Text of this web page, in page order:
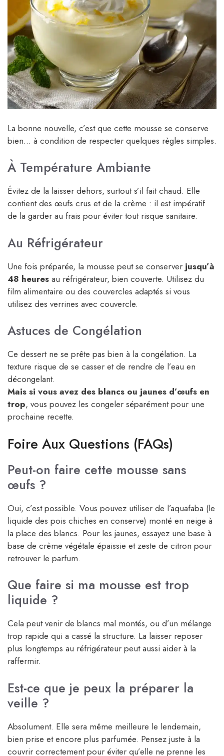
La bonne nouvelle, c’est que cette mousse se conserve
bien… à condition de respecter quelques règles simples.
À Température Ambiante
Évitez de la laisser dehors, surtout s’il fait chaud. Elle
contient des œufs crus et de la crème : il est impératif
de la garder au frais pour éviter tout risque sanitaire.
Au Réfrigérateur
Une fois préparée, la mousse peut se conserver jusqu’à
48 heures au réfrigérateur, bien couverte. Utilisez du
film alimentaire ou des couvercles adaptés si vous
utilisez des verrines avec couvercle.
Astuces de Congélation
Ce dessert ne se prête pas bien à la congélation. La
texture risque de se casser et de rendre de l’eau en
décongelant.
Mais si vous avez des blancs ou jaunes d’œufs en
trop, vous pouvez les congeler séparément pour une
prochaine recette.
Foire Aux Questions (FAQs)
Peut-on faire cette mousse sans
œufs ?
Oui, c’est possible. Vous pouvez utiliser de l’aquafaba (le
liquide des pois chiches en conserve) monté en neige à
la place des blancs. Pour les jaunes, essayez une base à
base de crème végétale épaissie et zeste de citron pour
retrouver le parfum.
Que faire si ma mousse est trop
liquide ?
Cela peut venir de blancs mal montés, ou d’un mélange
trop rapide qui a cassé la structure. La laisser reposer
plus longtemps au réfrigérateur peut aussi aider à la
raffermir.
Est-ce que je peux la préparer la
veille ?
Absolument. Elle sera même meilleure le lendemain,
bien prise et encore plus parfumée. Pensez juste à la
couvrir correctement pour éviter qu’elle ne prenne les